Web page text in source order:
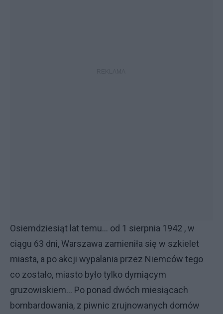
Osiemdziesiąt lat temu... od 1 sierpnia 1942 , w
ciągu 63 dni, Warszawa zamieniła się w szkielet
miasta, a po akcji wypalania przez Niemców tego
co zostało, miasto było tylko dymiącym
gruzowiskiem... Po ponad dwóch miesiącach
bombardowania, z piwnic zrujnowanych domów